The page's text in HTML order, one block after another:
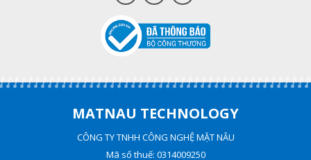
MATNAU TECHNOLOGY
CÔNG TY TNHH CÔNG NGHỆ MẶT NÂU
Mã số thuế: 0314009250